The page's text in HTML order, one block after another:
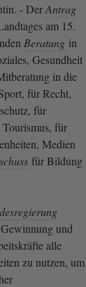
- DerAntrag
am 15.
Beratung in
Gesundheit
in die
für Recht,
für
für
Medien
für Bildung
und
alle
zu nutzen, um